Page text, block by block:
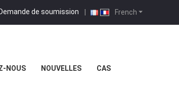
French
Demande de soumission |
NOUS NOUVELLES CAS